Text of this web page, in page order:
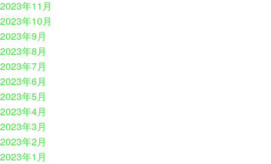
2023年11月
2023年10月
2023年9月
2023年8月
2023年7月
2023年6月
2023年5月
2023年4月
2023年3月
2023年2月
2023年1月